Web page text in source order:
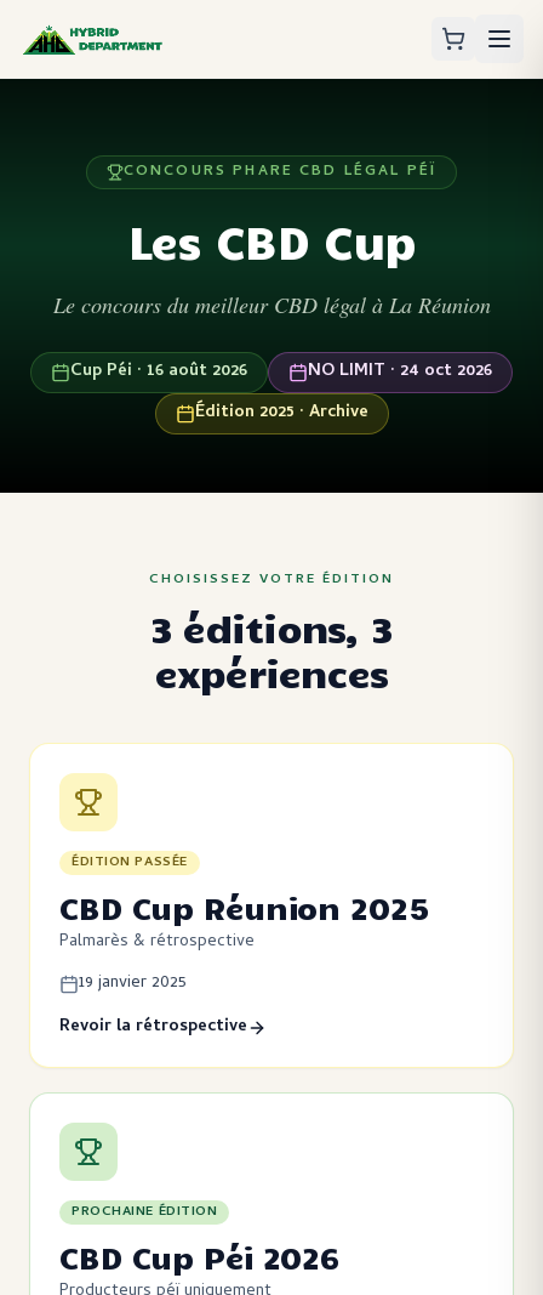
CONCOURS PHARE CBD LÉGAL PÉÏ
Les CBD Cup
Le concours du meilleur CBD légal à La Réunion
Cup Péi · 16 août 2026
NO LIMIT · 24 oct 2026
Édition 2025 · Archive
CHOISISSEZ VOTRE ÉDITION
3 éditions, 3
expériences
ÉDITION PASSÉE
CBD Cup Réunion 2025
Palmarès & rétrospective
19 janvier 2025
Revoir la rétrospective
PROCHAINE ÉDITION
CBD Cup Péi 2026